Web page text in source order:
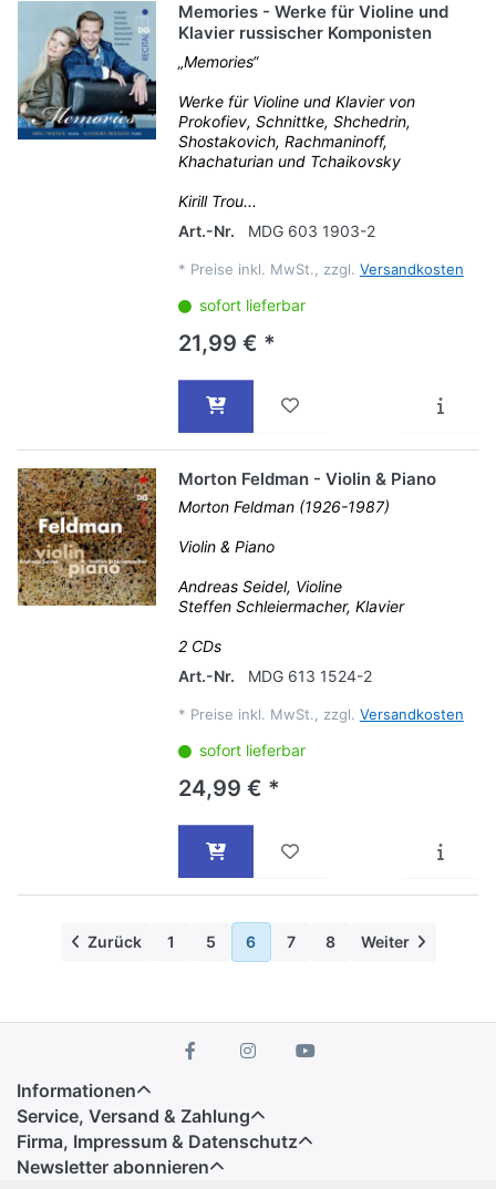
Memories - Werke für Violine und
Klavier russischer Komponisten
„Memories“
Werke für Violine und Klavier von
Prokofiev, Schnittke, Shchedrin,
Shostakovich, Rachmaninoff,
Khachaturian und Tchaikovsky
Kirill Trou...
Art.-Nr.
MDG 603 1903-2
* Preise inkl. MwSt., zzgl. Versandkosten
sofort lieferbar
21,99 € *
Morton Feldman - Violin & Piano
Morton Feldman (1926-1987)
Violin & Piano
Andreas Seidel, Violine
Steffen Schleiermacher, Klavier
2 CDs
Art.-Nr.
MDG 613 1524-2
* Preise inkl. MwSt., zzgl. Versandkosten
sofort lieferbar
24,99 € *
Zurück 1 5 6 7 8 Weiter
Informationen
Service, Versand & Zahlung
Firma, Impressum & Datenschutz
Newsletter abonnieren